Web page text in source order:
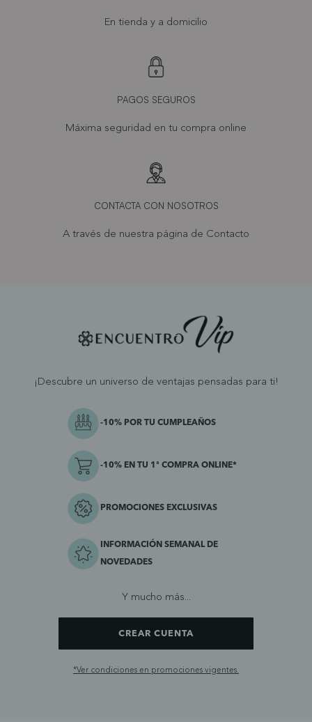
En tienda y a domicilio
PAGOS SEGUROS
Máxima seguridad en tu compra online
CONTACTA CON NOSOTROS
A través de nuestra página de Contacto
¡Descubre un universo de ventajas pensadas para ti!
-10% POR TU CUMPLEAÑOS
-10% EN TU 1ª COMPRA ONLINE*
PROMOCIONES EXCLUSIVAS
INFORMACIÓN SEMANAL DE
NOVEDADES
Y mucho más...
CREAR CUENTA
*Ver condiciones en promociones vigentes.